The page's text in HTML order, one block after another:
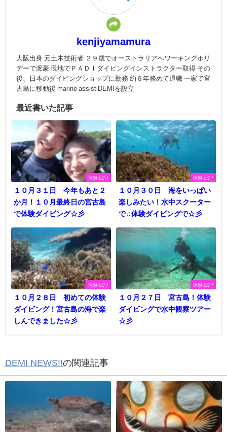
kenjiyamamura
大阪出身 元土木技術者 ２９歳でオーストラリアへワーキングホリ
デーで渡豪 現地でＰＡＤＩダイビングインストラクター取得 その
後、日本のダイビングショップに勤務 約６年務めて退職 一家で宮
古島に移動後 marine assist DEMIを設立
最近書いた記事
体験日記
１０月３１日 今年もあと２
か月！１０月最終日の宮古島
で体験ダイビング☆彡
体験日記
１０月３０日 海をいっぱい
楽しみたい！水中スクーター
で♫体験ダイビングで☆彡
体験日記
１０月２８日 初めての体験
ダイビング！宮古島の海で楽
しんできました☆彡
体験日記
１０月２７日 宮古島！体験
ダイビングで水中観察ツアー
☆彡
DEMI NEWS!!の関連記事